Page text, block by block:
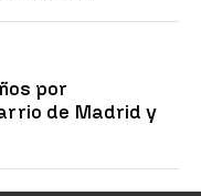
por
de Madrid y